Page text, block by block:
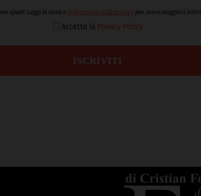
spam! Leggi la nostra Informativa sulla privacyper avere maggiori
Accetto la Privacy Policy